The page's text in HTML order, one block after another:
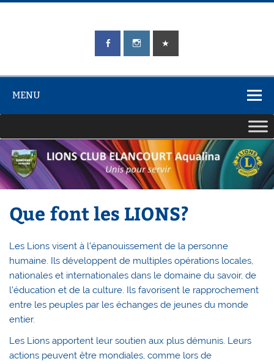
Skip
LIONS CLUB
ÉLANCOURT
MENU
Que font les LIONS?
Les Lions visent à l’épanouissement de la personne
humaine. Ils développent de multiples opérations locales,
nationales et internationales dans le domaine du savoir, de
l’éducation et de la culture. Ils favorisent le rapprochement
entre les peuples par les échanges de jeunes du monde
entier.
Les Lions apportent leur soutien aux plus démunis. Leurs
actions peuvent être mondiales, comme lors de